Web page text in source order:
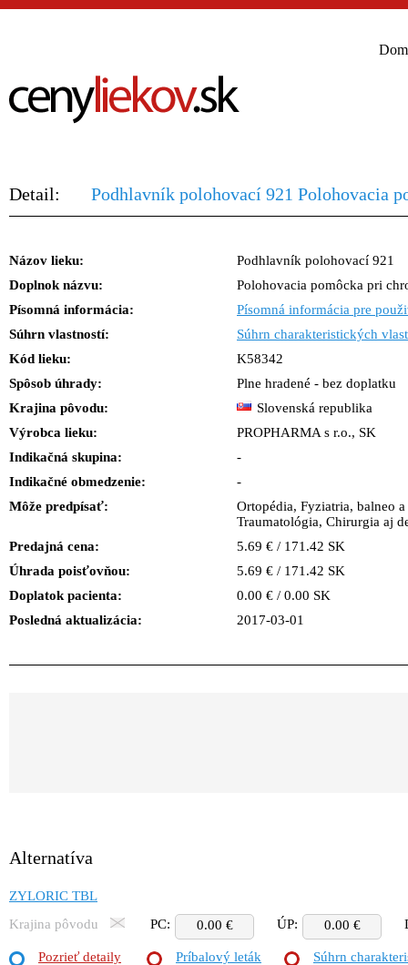
Detail: Podhlavník polohovací 921 Polohovacia
Názov lieku:
Podhlavník polohovací 921
Doplnok názvu:
Polohovacia pomôcka pri
Písomná informácia:
Písomná informácia pre
Súhrn vlastností:
Súhrn charakteristických
Kód lieku:
K58342
Spôsob úhrady:
Plne hradené - bez doplatku
Krajina pôvodu:
Slovenská republika
Výrobca lieku:
PROPHARMA s r.o., SK
Indikačná skupina:
-
Indikačné obmedzenie:
-
Môže predpísať:
Ortopédia, Fyziatria, balneo
Traumatológia, Chirurgia aj
Predajná cena:
5.69 € / 171.42 SK
Úhrada poisťovňou:
5.69 € / 171.42 SK
Doplatok pacienta:
0.00 € / 0.00 SK
Posledná aktualizácia:
2017-03-01
Alternatíva
ZYLORIC TBL
Krajina pôvodu
PC: 0.00 € ÚP: 0.00 €
Pozrieť detaily Príbalový leták Súhrn